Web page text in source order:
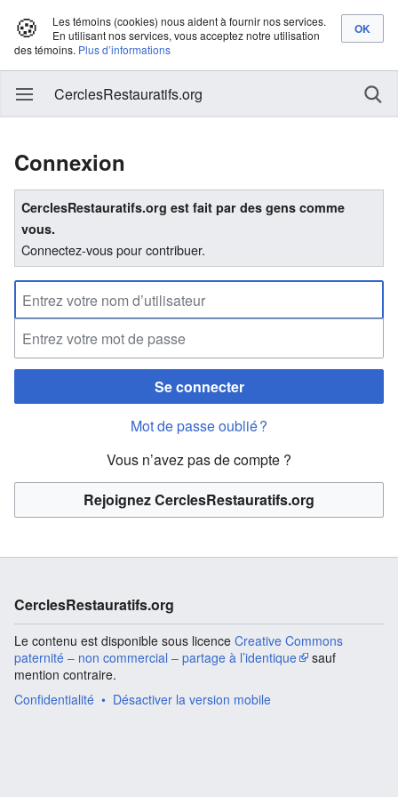
🍪
Les témoins (cookies) nous aident à fournir nos services.
En utilisant nos services, vous acceptez notre utilisation
des témoins. Plus d’informations
CerclesRestauratifs.org
Connexion
CerclesRestauratifs.org est fait par des gens comme
vous.
Connectez-vous pour contribuer.
Se connecter
Mot de passe oublié ?
Vous n’avez pas de compte ?
Rejoignez CerclesRestauratifs.org
CerclesRestauratifs.org
Le contenu est disponible sous licence Creative Commons
paternité – non commercial – partage à l’identique
sauf
mention contraire.
Confidentialité
Désactiver la version mobile